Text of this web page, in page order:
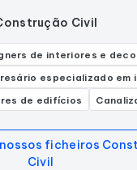
Civil
de interiores e
especializado em
de edifícios
ficheiros
Civil